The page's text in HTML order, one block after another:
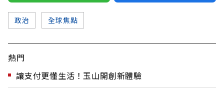
政治 全球焦點
熱門
讓支付更懂生活！玉山開創新體驗